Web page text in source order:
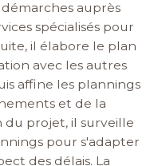
auprès
spécialisés pour
il élabore le plan
avec les autres
affine les plannings
et de la
du projet, il surveille
pour s'adapter
des délais. La